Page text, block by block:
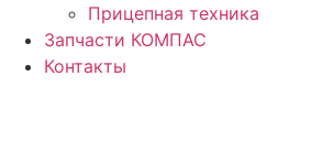
Прицепная техника
Запчасти КОМПАС
Контакты